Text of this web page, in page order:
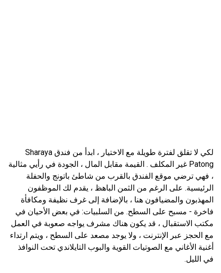
لكي لا تقلق لفترة طويلة مع الاختيار ، ابدأ من فندق Sharaya
Patong غير المكلف . القيمة مقابل المال ، الجودة في رأيي مثالية
، فهي ترضي موقع الفندق بالقرب من شاطئ باتونج والحفلة
الرئيسية. على الرغم من الثمن الباهظ ، يقدم لك الموظفون
المهذبون والمضيافون هنا ، بالإضافة إلى غرف نظيفة ومكافأة
فاخرة - مسبح على السطح. من السلبيات: في بعض الأحيان في
مكتب الاستقبال ، قد يكون هناك مشرف يواجه صعوبة في العمل
مع الحجز عبر الإنترنت ، ولا يوجد مصعد على السطح ، ويتم ارتداء
أغنية الأغاني مع الصوتيات القوية والبوب ​​التايلاندي تحت النوافذ
في الليل.